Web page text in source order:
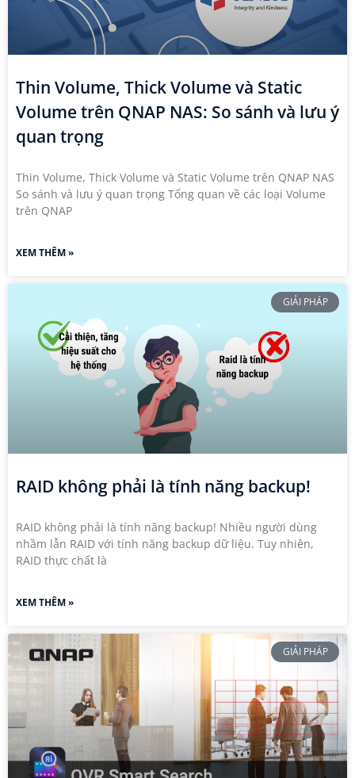
Thin Volume, Thick Volume và Static
Volume trên QNAP NAS: So sánh và lưu ý
quan trọng
Thin Volume, Thick Volume và Static Volume trên QNAP NAS
So sánh và lưu ý quan trọng Tổng quan về các loại Volume
trên QNAP
XEM THÊM »
GIẢI PHÁP
RAID không phải là tính năng backup!
RAID không phải là tính năng backup! Nhiều người dùng
nhầm lẫn RAID với tính năng backup dữ liệu. Tuy nhiên,
RAID thực chất là
XEM THÊM »
GIẢI PHÁP